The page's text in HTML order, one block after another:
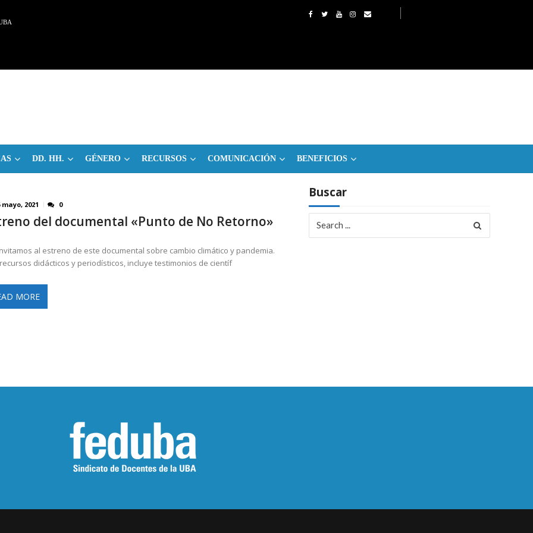
DD. HH. GÉNERO RECURSOS COMUNICACIÓN BENEFICIOS
mayo, 2021 0
del documental «Punto de No Retorno»
al estreno de este documental sobre cambio climático y pandemia.
didácticos y periodísticos, incluye testimonios de científ
MORE
Buscar
for: